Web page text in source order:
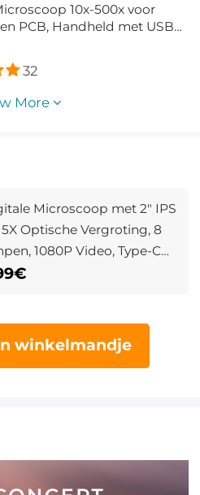
10x-500x voor
PCB, Handheld met USB
32
More
Microscoop met 2" IPS
Optische Vergroting, 8
1080P Video, Type-C
winkelmandje